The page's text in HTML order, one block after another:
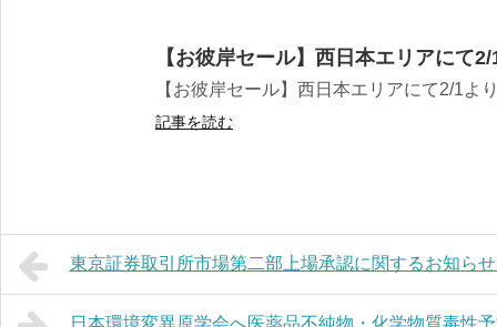
【お彼岸セール】西日本エリアにて
【お彼岸セール】西日本エリアにて2/1
記事を読む
東京証券取引所市場第二部上場承認に関するお知ら